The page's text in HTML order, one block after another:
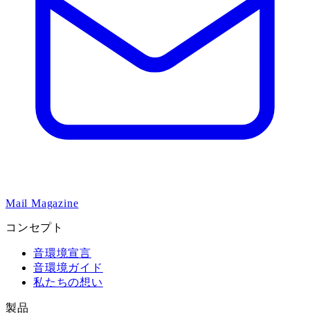
Mail Magazine
コンセプト
音環境宣言
音環境ガイド
私たちの想い
製品